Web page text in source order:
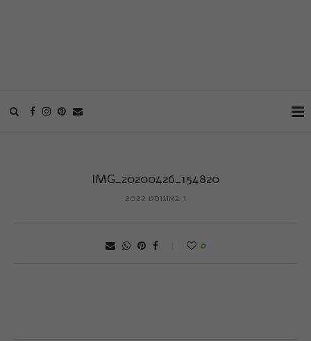
IMG_20200426_154820
1 באוגוסט 2022
0